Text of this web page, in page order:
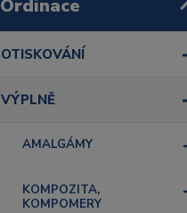
Ordinace
OTISKOVÁNÍ
VÝPLNĚ
AMALGÁMY
KOMPOZITA,
KOMPOMERY